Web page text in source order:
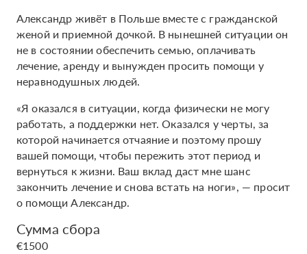
Александр живёт в Польше вместе с гражданской
женой и приемной дочкой. В нынешней ситуации он
не в состоянии обеспечить семью, оплачивать
лечение, аренду и вынужден просить помощи у
неравнодушных людей.
«Я оказался в ситуации, когда физически не могу
работать, а поддержки нет. Оказался у черты, за
которой начинается отчаяние и поэтому прошу
вашей помощи, чтобы пережить этот период и
вернуться к жизни. Ваш вклад даст мне шанс
закончить лечение и снова встать на ноги», — просит
о помощи Александр.
Сумма сбора
€1500